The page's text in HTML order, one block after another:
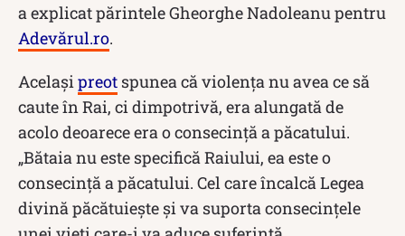
a explicat părintele Gheorghe Nadoleanu pentru
Adevărul.ro.
Același preot spunea că violența nu avea ce să
caute în Rai, ci dimpotrivă, era alungată de
acolo deoarece era o consecință a păcatului.
„Bătaia nu este specifică Raiului, ea este o
consecinţă a păcatului. Cel care încalcă Legea
divină păcătuieşte şi va suporta consecinţele